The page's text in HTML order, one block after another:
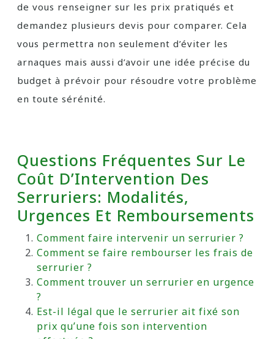
de vous renseigner sur les prix pratiqués et
demandez plusieurs devis pour comparer. Cela
vous permettra non seulement d’éviter les
arnaques mais aussi d’avoir une idée précise du
budget à prévoir pour résoudre votre problème
en toute sérénité.
Questions Fréquentes Sur Le
Coût D’Intervention Des
Serruriers: Modalités,
Urgences Et Remboursements
Comment faire intervenir un serrurier ?
Comment se faire rembourser les frais de
serrurier ?
Comment trouver un serrurier en urgence
?
Est-il légal que le serrurier ait fixé son
prix qu’une fois son intervention